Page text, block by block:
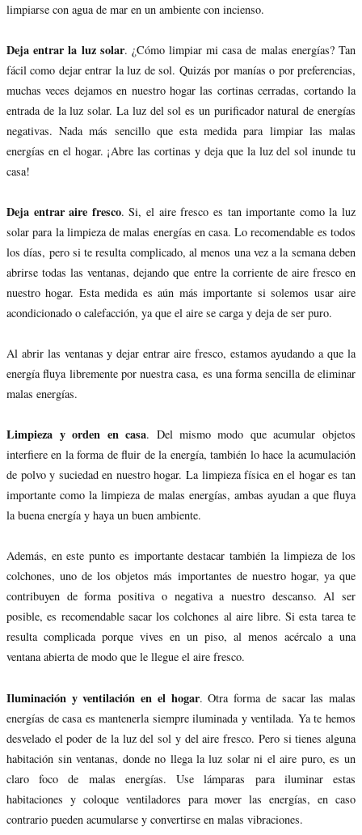
limpiarse con agua de mar en un ambiente con incienso.
Deja entrar la luz solar. ¿Cómo limpiar mi casa de malas energías? Tan
fácil como dejar entrar la luz de sol. Quizás por manías o por preferencias,
muchas veces dejamos en nuestro hogar las cortinas cerradas, cortando la
entrada de la luz solar. La luz del sol es un purificador natural de energías
negativas. Nada más sencillo que esta medida para limpiar las malas
energías en el hogar. ¡Abre las cortinas y deja que la luz del sol inunde tu
casa!
Deja entrar aire fresco. Si, el aire fresco es tan importante como la luz
solar para la limpieza de malas energías en casa. Lo recomendable es todos
los días, pero si te resulta complicado, al menos una vez a la semana deben
abrirse todas las ventanas, dejando que entre la corriente de aire fresco en
nuestro hogar. Esta medida es aún más importante si solemos usar aire
acondicionado o calefacción, ya que el aire se carga y deja de ser puro.
Al abrir las ventanas y dejar entrar aire fresco, estamos ayudando a que la
energía fluya libremente por nuestra casa, es una forma sencilla de eliminar
malas energías.
Limpieza y orden en casa. Del mismo modo que acumular objetos
interfiere en la forma de fluir de la energía, también lo hace la acumulación
de polvo y suciedad en nuestro hogar. La limpieza física en el hogar es tan
importante como la limpieza de malas energías, ambas ayudan a que fluya
la buena energía y haya un buen ambiente.
Además, en este punto es importante destacar también la limpieza de los
colchones, uno de los objetos más importantes de nuestro hogar, ya que
contribuyen de forma positiva o negativa a nuestro descanso. Al ser
posible, es recomendable sacar los colchones al aire libre. Si esta tarea te
resulta complicada porque vives en un piso, al menos acércalo a una
ventana abierta de modo que le llegue el aire fresco.
Iluminación y ventilación en el hogar. Otra forma de sacar las malas
energías de casa es mantenerla siempre iluminada y ventilada. Ya te hemos
desvelado el poder de la luz del sol y del aire fresco. Pero si tienes alguna
habitación sin ventanas, donde no llega la luz solar ni el aire puro, es un
claro foco de malas energías. Use lámparas para iluminar estas
habitaciones y coloque ventiladores para mover las energías, en caso
contrario pueden acumularse y convertirse en malas vibraciones.